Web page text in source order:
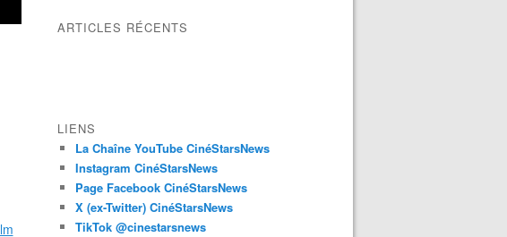
ARTICLES RÉCENTS
LIENS
La Chaîne YouTube CinéStarsNews
Instagram CinéStarsNews
Page Facebook CinéStarsNews
X (ex-Twitter) CinéStarsNews
TikTok @cinestarsnews